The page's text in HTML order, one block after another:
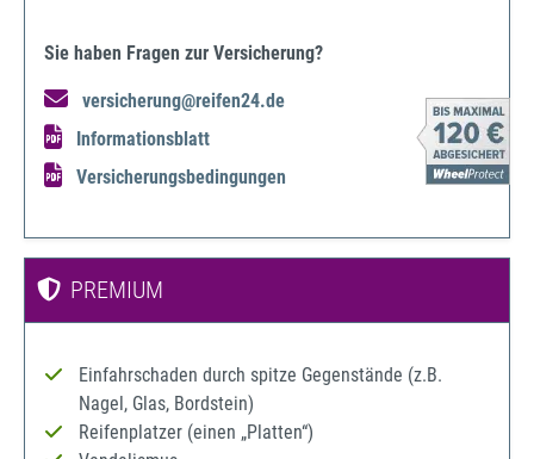
Sie haben Fragen zur Versicherung?
versicherung@reifen24.de
Informationsblatt
Versicherungsbedingungen
PREMIUM
Einfahrschaden durch spitze Gegenstände (z.B.
Nagel, Glas, Bordstein)
Reifenplatzer (einen „Platten“)